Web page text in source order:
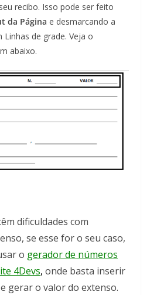
recibo. Isso pode ser feito
da Página e desmarcando a
Linhas de grade. Veja o
abaixo.
dificuldades com
se esse for o seu caso,
o gerador de números
4Devs, onde basta inserir
gerar o valor do extenso.